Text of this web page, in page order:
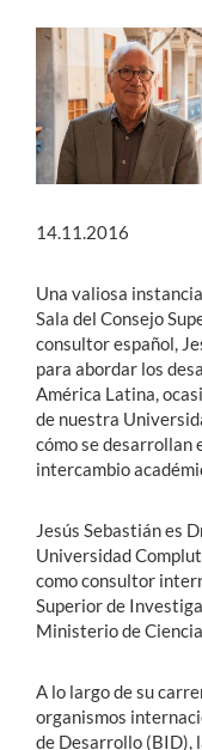
14.11.2016
Una valiosa
Sala del Consejo
consultor español,
para abordar los
América Latina,
de nuestra
cómo se desarrollan
intercambio
Jesús Sebastián es
Universidad
como consultor
Superior de
Ministerio de
A lo largo de su
organismos
de Desarrollo (BID),